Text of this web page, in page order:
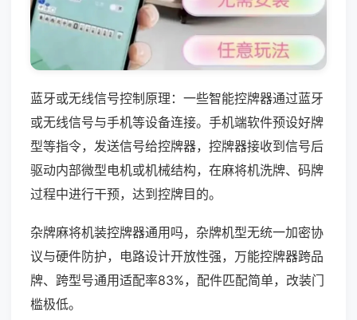
蓝牙或无线信号控制原理：一些智能控牌器通过蓝牙
或无线信号与手机等设备连接。手机端软件预设好牌
型等指令，发送信号给控牌器，控牌器接收到信号后
驱动内部微型电机或机械结构，在麻将机洗牌、码牌
过程中进行干预，达到控牌目的。
杂牌麻将机装控牌器通用吗，杂牌机型无统一加密协
议与硬件防护，电路设计开放性强，万能控牌器跨品
牌、跨型号通用适配率83%，配件匹配简单，改装门
槛极低。